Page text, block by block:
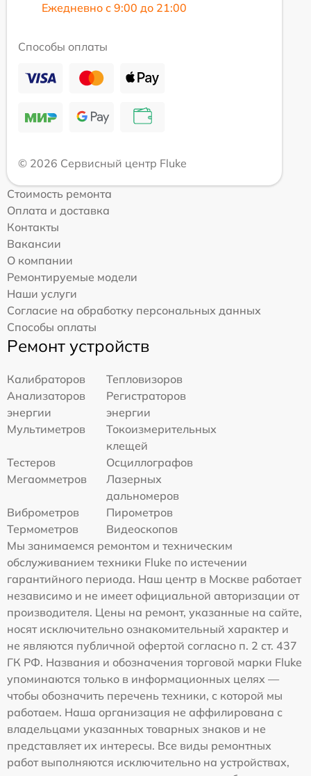
Ежедневно с 9:00 до 21:00
Способы оплаты
© 2026 Сервисный центр Fluke
Стоимость ремонта
Оплата и доставка
Контакты
Вакансии
О компании
Ремонтируемые модели
Наши услуги
Согласие на обработку персональных данных
Способы оплаты
Ремонт устройств
Калибраторов
Тепловизоров
Анализаторов
энергии
Регистраторов
энергии
Мультиметров
Токоизмерительных
клещей
Тестеров
Осциллографов
Мегаомметров
Лазерных
дальномеров
Виброметров
Пирометров
Термометров
Видеоскопов
Мы занимаемся ремонтом и техническим
обслуживанием техники Fluke по истечении
гарантийного периода. Наш центр в Москве работает
независимо и не имеет официальной авторизации от
производителя. Цены на ремонт, указанные на сайте,
носят исключительно ознакомительный характер и
не являются публичной офертой согласно п. 2 ст. 437
ГК РФ. Названия и обозначения торговой марки Fluke
упоминаются только в информационных целях —
чтобы обозначить перечень техники, с которой мы
работаем. Наша организация не аффилирована с
владельцами указанных товарных знаков и не
представляет их интересы. Все виды ремонтных
работ выполняются исключительно на устройствах,